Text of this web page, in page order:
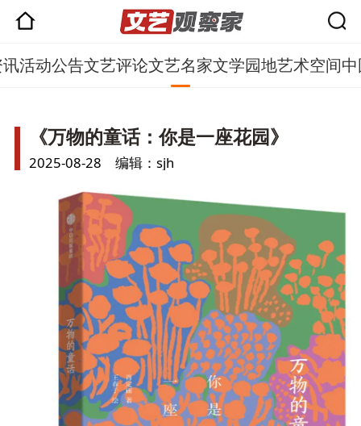
活动公告文艺评论文艺名家文学园地艺术空间
《万物的童话：你是一座花园》
2025-08-28 编辑：sjh